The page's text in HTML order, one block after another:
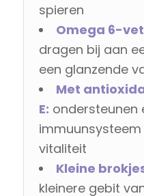
spieren
Omega 6-
dragen bij aan
een glanzende
Met
E: ondersteunen
vitaliteit
Kleine
kleinere gebit